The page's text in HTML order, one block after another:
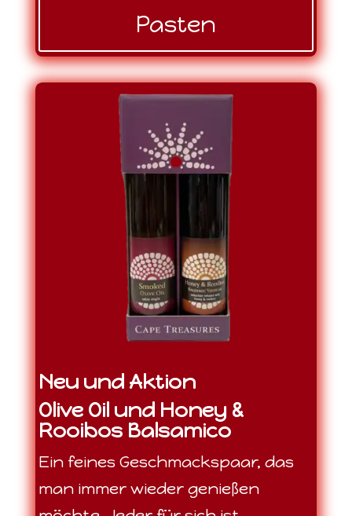
Pasten
Neu und Aktion
Olive Oil und Honey &
Rooibos Balsamico
Ein feines Geschmackspaar, das
man immer wieder genießen